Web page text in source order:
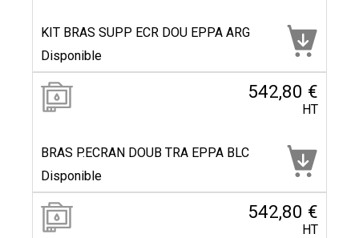
KIT BRAS SUPP ECR DOU EPPA ARG
Disponible
542,80 €
HT
BRAS P.ECRAN DOUB TRA EPPA BLC
Disponible
542,80 €
HT